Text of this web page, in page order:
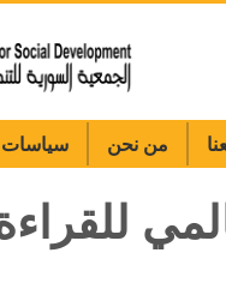
من نحن سياسات